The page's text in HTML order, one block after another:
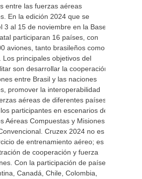
entre las fuerzas aéreas
En la edición 2024 que se
3 al 15 de noviembre en la Base
participaran 16 países, con
aviones, tanto brasileños como
Los principales objetivos del
son desarrollar la cooperación
entre Brasil y las naciones
promover la interoperabilidad
aéreas de diferentes países y
participantes en escenarios de
Aéreas Compuestas y Misiones
Cruzex 2024 no es
de entrenamiento aéreo; es
de cooperación y fuerza
Con la participación de países
Canadá, Chile, Colombia,